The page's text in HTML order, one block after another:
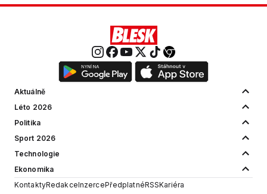
Aktuálně
Léto 2026
Politika
Sport 2026
Technologie
Ekonomika
KontaktyRedakceInzercePředplatnéRSSKariéra